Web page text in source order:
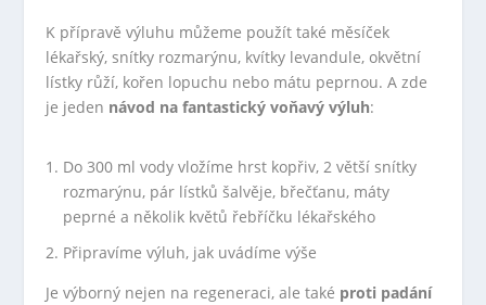
K přípravě výluhu můžeme použít také měsíček
lékařský, snítky rozmarýnu, kvítky levandule, okvětní
lístky růží, kořen lopuchu nebo mátu peprnou. A zde
je jeden návod na fantastický voňavý výluh:
Do 300 ml vody vložíme hrst kopřiv, 2 větší snítky
rozmarýnu, pár lístků šalvěje, břečťanu, máty
peprné a několik květů řebříčku lékařského
Připravíme výluh, jak uvádíme výše
Je výborný nejen na regeneraci, ale také proti padání